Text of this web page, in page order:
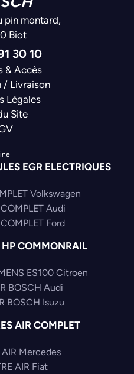
pin montard,
Biot
30 10
& Accès
/ Livraison
Légales
Site
EGR ELECTRIQUES
Volkswagen
Audi
Ford
COMMONRAIL
ES100 Citroen
BOSCH Audi
BOSCH Isuzu
AIR COMPLET
AIR Mercedes
AIR Fiat